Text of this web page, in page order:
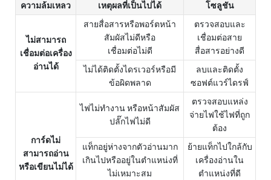
ความล้มเหลว เหตุผลที่เป็นไปได้ โซลูชัน
ไม่สามารถ
เชื่อมต่อเครื่อง
อ่านได้
สายสื่อสารหรือพอร์ตหน้า
สัมผัสไม่ดีหรือ
เชื่อมต่อไม่ดี
ตรวจสอบและ
เชื่อมต่อสาย
สื่อสารอย่างดี
ไม่ได้ติดตั้งไดรเวอร์หรือมี
ข้อผิดพลาด
ลบและติดตั้ง
ซอฟต์แวร์ไดรฟ์
การ์ดไม่
สามารถอ่าน
หรือเขียนไม่ได้
ไฟไม่ทำงาน หรือหน้าสัมผัส
ปลั๊กไฟไม่ดี
ตรวจสอบแหล่ง
จ่ายไฟใช้ไฟที่ถูก
ต้อง
แท็กอยู่ห่างจากตัวอ่านมาก
เกินไปหรืออยู่ในตำแหน่งที่
ไม่เหมาะสม
ย้ายแท็กไปใกล้กับ
เครื่องอ่านใน
ตำแหน่งที่ดี